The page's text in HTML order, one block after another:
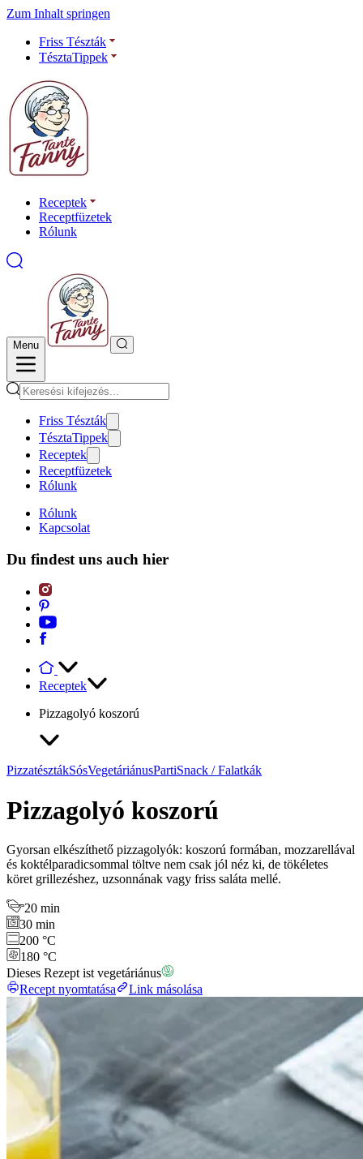
Zum Inhalt springen
Friss Tészták
TésztaTippek
Receptek
Receptfüzetek
Rólunk
Menu
Friss Tészták
TésztaTippek
Receptek
Receptfüzetek
Rólunk
Rólunk
Kapcsolat
Du findest uns auch hier
Receptek
Pizzagolyó koszorú
PizzatésztákSósVegetáriánusPartiSnack / Falatkák
Pizzagolyó koszorú
Gyorsan elkészíthető pizzagolyók: koszorú formában, mozzarellával
és koktélparadicsommal töltve nem csak jól néz ki, de tökéletes
köret grillezéshez, uzsonnának vagy friss saláta mellé.
20 min
30 min
200 °C
180 °C
Dieses Rezept ist vegetáriánus
Recept nyomtatása
Link másolása